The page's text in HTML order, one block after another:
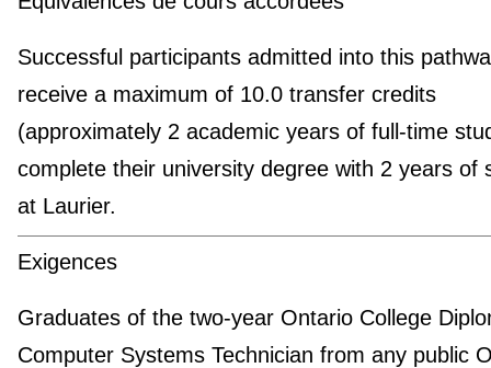
Successful participants admitted into this
receive a maximum of 10.0 transfer credits
(approximately 2 academic years of full-time
complete their university degree with 2 years of
at Laurier.
Exigences
Graduates of the two-year Ontario College
Computer Systems Technician from any public